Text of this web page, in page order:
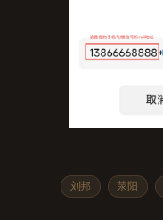
刘邦 荥阳